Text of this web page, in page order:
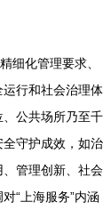
细化管理要求、
行和社会治理体
公共场所乃至千
守护成效，如治
管理创新、社会
“上海服务”内涵